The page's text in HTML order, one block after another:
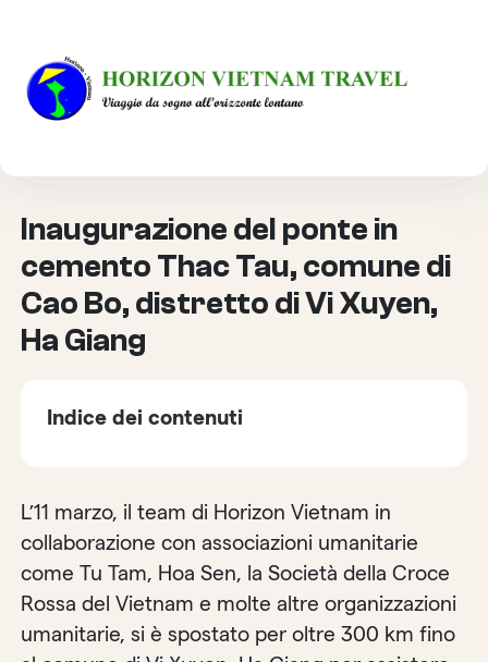
HOME
VIAGGIO RESPONSABILE
Inaugurazione del ponte in
cemento Thac Tau, comune di
Cao Bo, distretto di Vi Xuyen,
Ha Giang
Indice dei contenuti
L’11 marzo, il team di Horizon Vietnam in
collaborazione con associazioni umanitarie
come Tu Tam, Hoa Sen, la Società della Croce
Rossa del Vietnam e molte altre organizzazioni
umanitarie, si è spostato per oltre 300 km fino